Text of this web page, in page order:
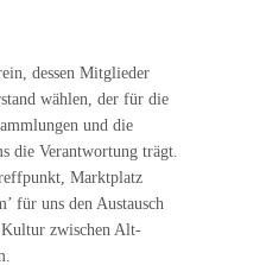
dessen Mitglieder
wählen, der für die
und die
die Verantwortung trägt.
Marktplatz
für uns den Austausch
zwischen Alt-